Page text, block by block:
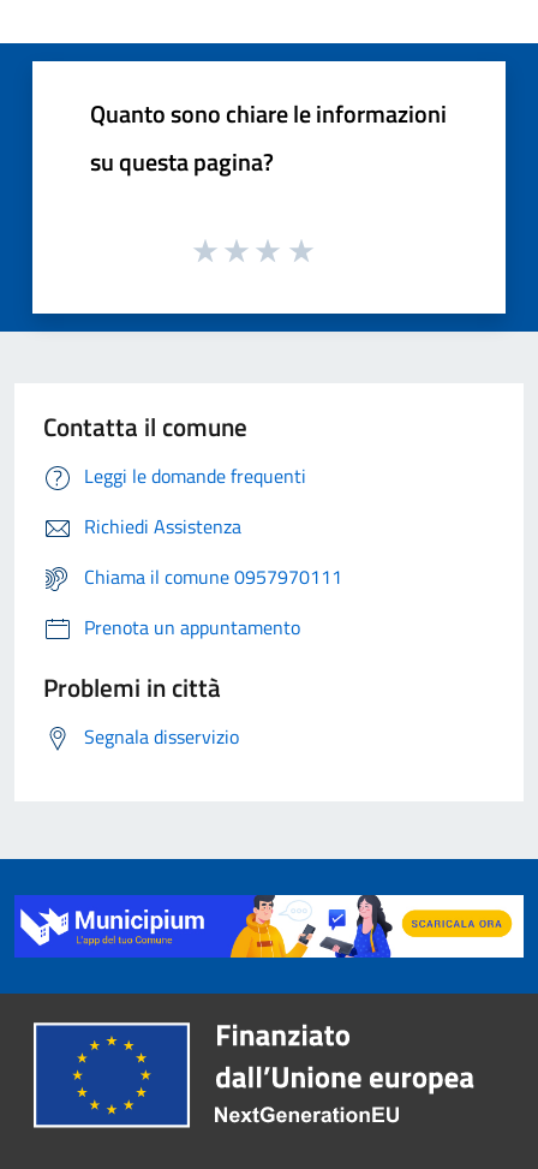
Quanto sono chiare le informazioni
su questa pagina?
Contatta il comune
Leggi le domande frequenti
Richiedi Assistenza
Chiama il comune 0957970111
Prenota un appuntamento
Problemi in città
Segnala disservizio